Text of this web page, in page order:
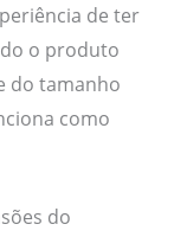
de ter
o produto
do tamanho
como
do